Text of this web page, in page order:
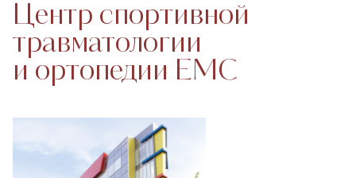
Центр спортивной
травматологии
и ортопедии EMC